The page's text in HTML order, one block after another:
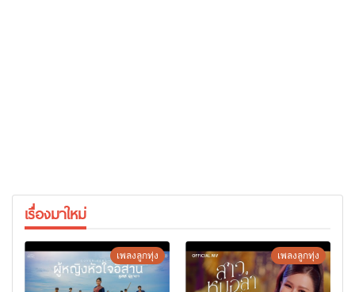
เรื่องมาใหม่
เพลงลูกทุ่ง เพลงลูกทุ่ง